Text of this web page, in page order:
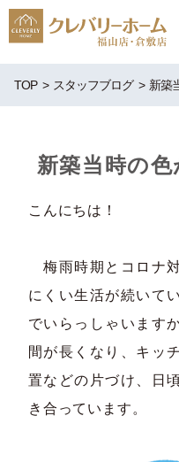
TOP スタッフブログ 新築
新築当時の色
こんにちは！
梅雨時期とコロナ
にくい生活が続いて
でいらっしゃいます
間が長くなり、キッ
置などの片づけ、日
き合っています。